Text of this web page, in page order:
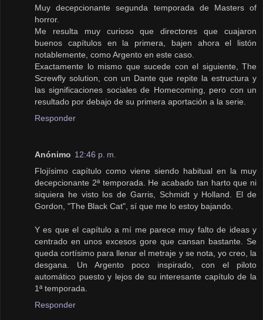
Muy decepcionante segunda temporada de Masters of
horror.
Me resulta muy curioso que directores que cuajaron
buenos capítulos en la primera, bajen ahora el listón
notablemente, como Argento en este caso.
Exactamente lo mismo que sucede con el siguiente, The
Screwfly solution, con un Dante que repite la estructura y
las significaciones sociales de Homecoming, pero con un
resultado por debajo de su primera aportación a la serie.
Responder
Anónimo 12:46 p. m.
Flojísimo capítulo como viene siendo habitual en la muy
decepcionante 2ª temporada. He acabado tan harto que ni
siquiera he visto los de Garris, Schmidt y Holland. El de
Gordon, "The Black Cat", sí que me lo estoy bajando.
Y es que el capítulo a mí me parece muy falto de ideas y
centrado en unos excesos gore que cansan bastante. Se
queda cortísimo para llenar el metraje y se nota, yo creo, la
desgana. Un Argento poco inspirado, con el piloto
automático puesto y lejos de su interesante capítulo de la
1ª temporada.
Responder